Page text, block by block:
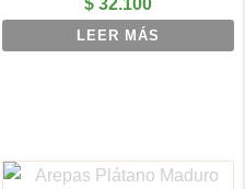
$32.100
LEER MÁS